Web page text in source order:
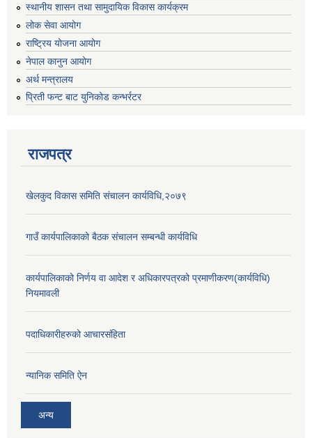
स्थानीय शासन तथा सामुदायिक विकास कार्यक्रम
लोक सेवा आयोग
राष्ट्रिय योजना आयोग
नेपाल कानुन आयोग
अर्थ मन्त्रालय
प्रिती फन्ट बाट युनिकोड कन्भर्रटर
राजपत्र
खेलकुद विकास समिति संचालन कार्यविधि,२०७९
गाउँ कार्यपालिकाको बैठक संचालन सम्बन्धी कार्यविधि
कार्यपालिकाको निर्णय वा आदेश र अधिकारपत्रको प्रमाणीकरण(कार्यविधि)
नियमावली
पदाधिकारीहरुको आचारसंहिता
न्यानिक समिति ऐन
अन्य